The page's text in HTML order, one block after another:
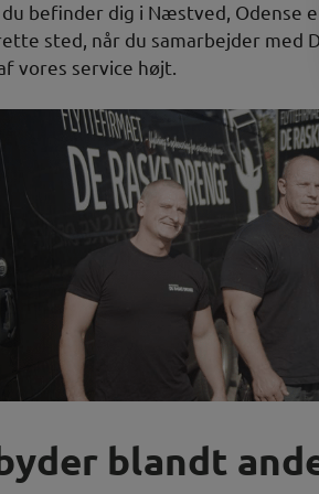
befinder dig i Næstved, Odense
sted, når du samarbejder med
vores service højt.
blandt